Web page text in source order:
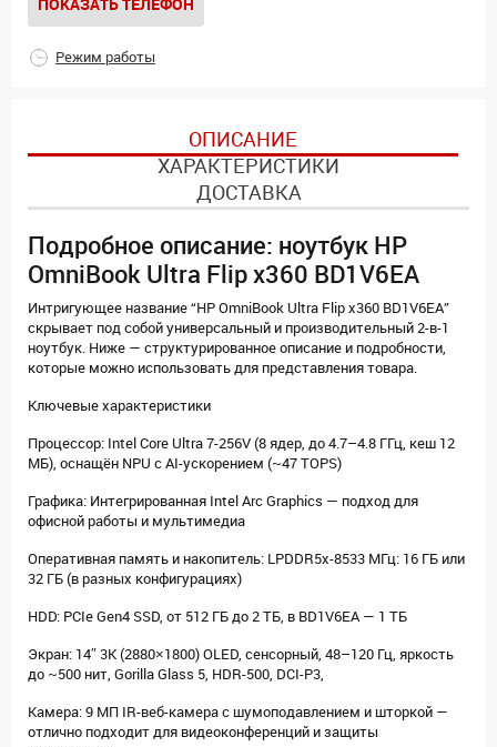
ПОКАЗАТЬ ТЕЛЕФОН
Режим работы
ОПИСАНИЕ
ХАРАКТЕРИСТИКИ
ДОСТАВКА
Подробное описание: ноутбук HP
OmniBook Ultra Flip x360 BD1V6EA
Интригующее название “HP OmniBook Ultra Flip x360 BD1V6EA”
скрывает под собой универсальный и производительный 2-в-1
ноутбук. Ниже — структурированное описание и подробности,
которые можно использовать для представления товара.
Ключевые характеристики
Процессор: Intel Core Ultra 7-256V (8 ядер, до 4.7–4.8 ГГц, кеш 12
МБ), оснащён NPU с AI-ускорением (~47 TOPS)
Графика: Интегрированная Intel Arc Graphics — подход для
офисной работы и мультимедиа
Оперативная память и накопитель: LPDDR5x-8533 МГц: 16 ГБ или
32 ГБ (в разных конфигурациях)
HDD: PCIe Gen4 SSD, от 512 ГБ до 2 ТБ, в BD1V6EA — 1 ТБ
Экран: 14″ 3K (2880×1800) OLED, сенсорный, 48–120 Гц, яркость
до ~500 нит, Gorilla Glass 5, HDR-500, DCI-P3,
Камера: 9 МП IR-веб-камера с шумоподавлением и шторкой —
отлично подходит для видеоконференций и защиты